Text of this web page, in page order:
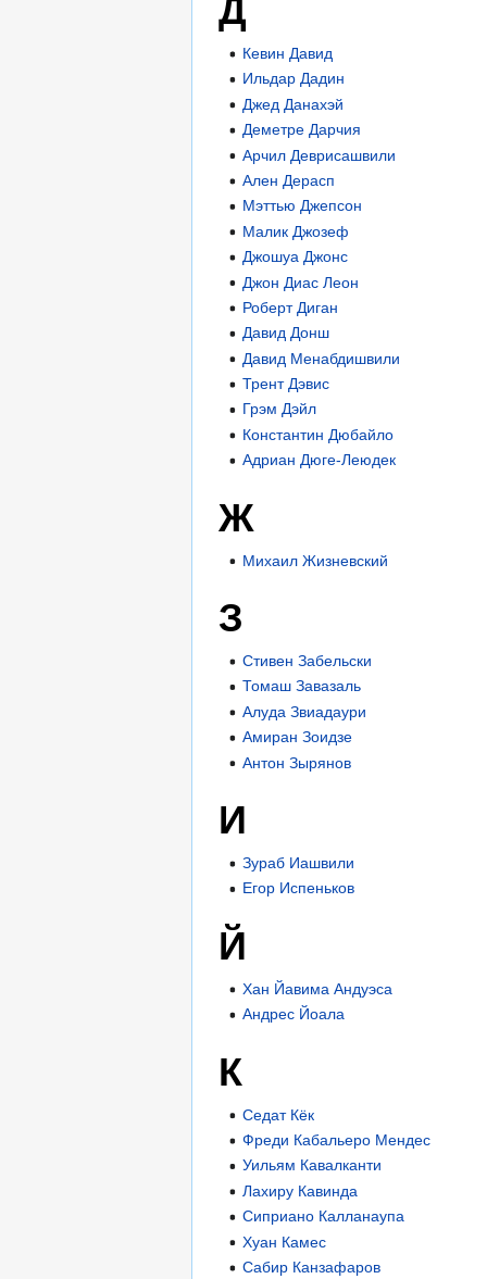
Д
Кевин Давид
Ильдар Дадин
Джед Данахэй
Деметре Дарчия
Арчил Деврисашвили
Ален Дерасп
Мэттью Джепсон
Малик Джозеф
Джошуа Джонс
Джон Диас Леон
Роберт Диган
Давид Донш
Давид Менабдишвили
Трент Дэвис
Грэм Дэйл
Константин Дюбайло
Адриан Дюге-Леюдек
Ж
Михаил Жизневский
З
Стивен Забельски
Томаш Завазаль
Алуда Звиадаури
Амиран Зоидзе
Антон Зырянов
И
Зураб Иашвили
Егор Испеньков
Й
Хан Йавима Андуэса
Андрес Йоала
К
Седат Кёк
Фреди Кабальеро Мендес
Уильям Кавалканти
Лахиру Кавинда
Сиприано Калланаупа
Хуан Камес
Сабир Канзафаров